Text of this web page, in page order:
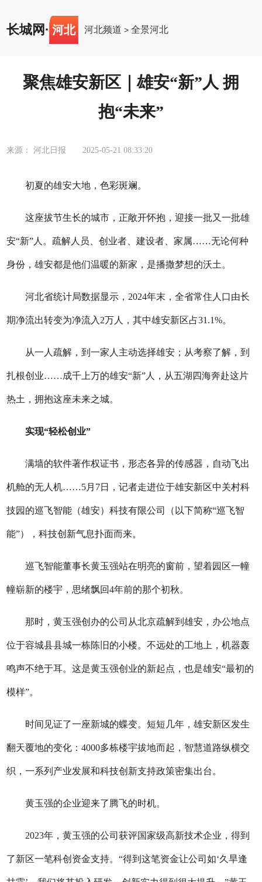
长城网 · 河北 河北频道 >全景河北
聚焦雄安新区｜雄安“新”人 拥
抱“未来”
来源： 河北日报 2025-05-21 08:33:20
初夏的雄安大地，色彩斑斓。
这座拔节生长的城市，正敞开怀抱，迎接一批又一批雄
安“新”人。疏解人员、创业者、建设者、家属……无论何种
身份，雄安都是他们温暖的新家，是播撒梦想的沃土。
河北省统计局数据显示，2024年末，全省常住人口由长
期净流出转变为净流入2万人，其中雄安新区占31.1%。
从一人疏解，到一家人主动选择雄安；从考察了解，到
扎根创业……成千上万的雄安“新”人，从五湖四海奔赴这片
热土，拥抱这座未来之城。
实现“轻松创业”
满墙的软件著作权证书，形态各异的传感器，自动飞出
机舱的无人机……5月7日，记者走进位于雄安新区中关村科
技园的巡飞智能（雄安）科技有限公司（以下简称“巡飞智
能”），科技创新气息扑面而来。
巡飞智能董事长黄玉强站在明亮的窗前，望着园区一幢
幢崭新的楼宇，思绪飘回4年前的那个初秋。
那时，黄玉强创办的公司从北京疏解到雄安，办公地点
位于容城县县城一栋陈旧的小楼。不远处的工地上，机器轰
鸣声不绝于耳。这是黄玉强创业的新起点，也是雄安“最初的
模样”。
时间见证了一座新城的蝶变。短短几年，雄安新区发生
翻天覆地的变化：4000多栋楼宇拔地而起，智慧道路纵横交
织，一系列产业发展和科技创新支持政策密集出台。
黄玉强的企业迎来了腾飞的时机。
2023年，黄玉强的公司获评国家级高新技术企业，得到
了新区一笔科创资金支持。“得到这笔资金让公司如‘久旱逢